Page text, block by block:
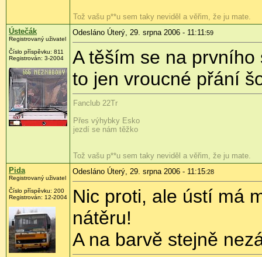
Tož vašu p**u sem taky neviděl a věřim, že ju mate.
Ústečák
Registrovaný uživatel
Číslo příspěvku: 811
Registrován: 3-2004
Odesláno Úterý, 29. srpna 2006 - 11:11 :59
A těším se na
to jen vroucné přání
Fanclub 22Tr
Přes výhybky Esko
jezdí se nám těžko
Tož vašu p**u sem taky neviděl a věřim, že ju mate.
Pida
Registrovaný uživatel
Číslo příspěvku: 200
Registrován: 12-2004
Odesláno Úterý, 29. srpna 2006 - 11:15:28
Nic proti, ale ústí má
nátěru!
A na barvě stejně